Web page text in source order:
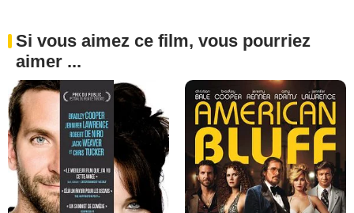
Si vous aimez ce film, vous pourriez
aimer ...